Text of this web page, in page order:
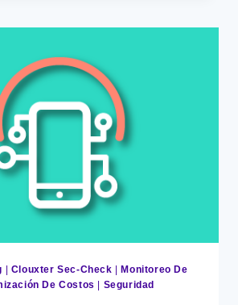
| Clouxter Sec-Check |Monitoreo De
De Costos | Seguridad